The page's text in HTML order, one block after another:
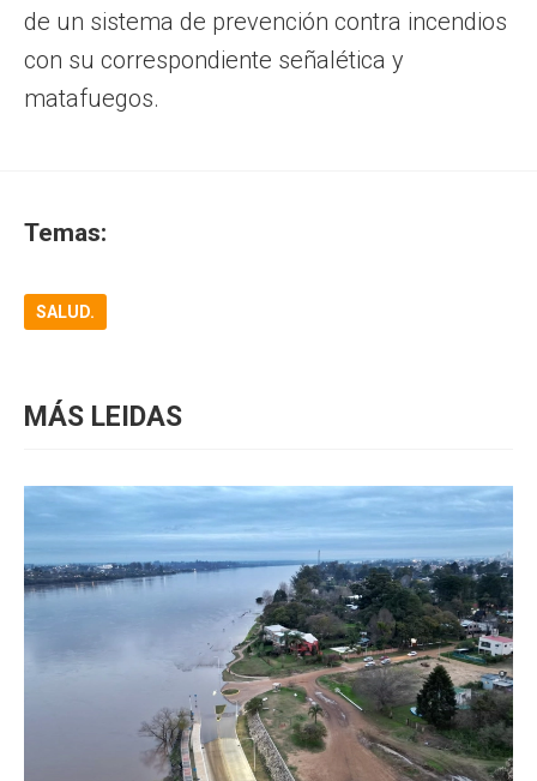
de un sistema de prevención contra incendios
con su correspondiente señalética y
matafuegos.
Temas:
SALUD.
MÁS LEIDAS